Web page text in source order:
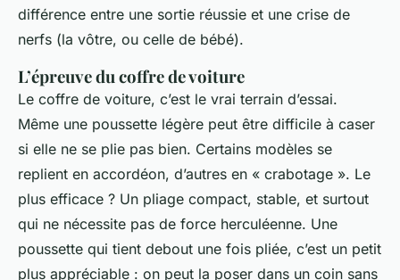
différence entre une sortie réussie et une crise de
nerfs (la vôtre, ou celle de bébé).
L’épreuve du coffre de voiture
Le coffre de voiture, c’est le vrai terrain d’essai.
Même une poussette légère peut être difficile à caser
si elle ne se plie pas bien. Certains modèles se
replient en accordéon, d’autres en « crabotage ». Le
plus efficace ? Un pliage compact, stable, et surtout
qui ne nécessite pas de force herculéenne. Une
poussette qui tient debout une fois pliée, c’est un petit
plus appréciable : on peut la poser dans un coin sans